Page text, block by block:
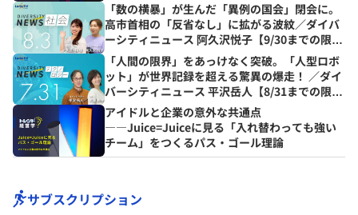
「数の横暴」が生んだ「異例の国会」閉会に。
高市首相の「反省なし」に拡がる波紋／ダイバ
ーシティニュース 阿久沢悦子【9/30までの限定
公開】
「人間の限界」をあっけなく突破。「人型ロボ
ット」が世界記録を超える驚異の爆走！ ／ダイ
バーシティニュース 平沢岳人【8/31までの限定
公開】
アイドルと企業の意外な共通点
――Juice=Juiceに見る「入れ替わっても強い
チーム」をつくるパス・ゴール理論
サブスクリプション